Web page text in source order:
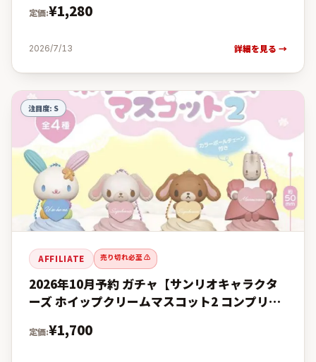
Amazon価格比
定価:¥1,280
2026/7/13 詳細を見る →
注目度: S
AFFILIATE 売り切れ必至 ⚠️
2026年10月予約 ガチャ【サンリオキャラクタ
ーズ ホイップクリームマスコット2 コンプリー
ガイド【楽天 vs
定価:¥1,700